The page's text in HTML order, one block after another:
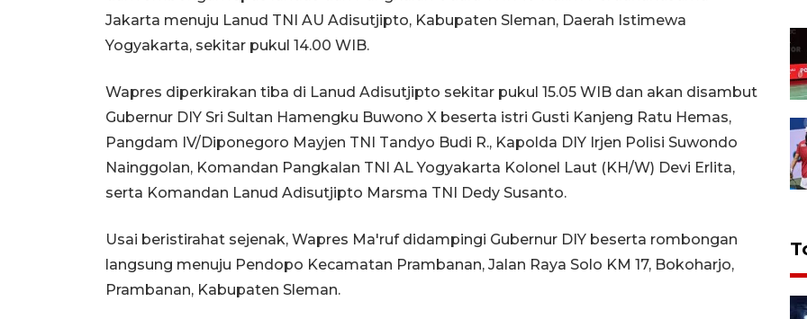
Jakarta menuju Lanud TNI AU Adisutjipto, Kabupaten Sleman, Daerah Istimewa
Yogyakarta, sekitar pukul 14.00 WIB.
Wapres diperkirakan tiba di Lanud Adisutjipto sekitar pukul 15.05 WIB dan akan disambut
Gubernur DIY Sri Sultan Hamengku Buwono X beserta istri Gusti Kanjeng Ratu Hemas,
Pangdam IV/Diponegoro Mayjen TNI Tandyo Budi R., Kapolda DIY Irjen Polisi Suwondo
Nainggolan, Komandan Pangkalan TNI AL Yogyakarta Kolonel Laut (KH/W) Devi Erlita,
serta Komandan Lanud Adisutjipto Marsma TNI Dedy Susanto.
Usai beristirahat sejenak, Wapres Ma'ruf didampingi Gubernur DIY beserta rombongan
langsung menuju Pendopo Kecamatan Prambanan, Jalan Raya Solo KM 17, Bokoharjo,
Prambanan, Kabupaten Sleman.